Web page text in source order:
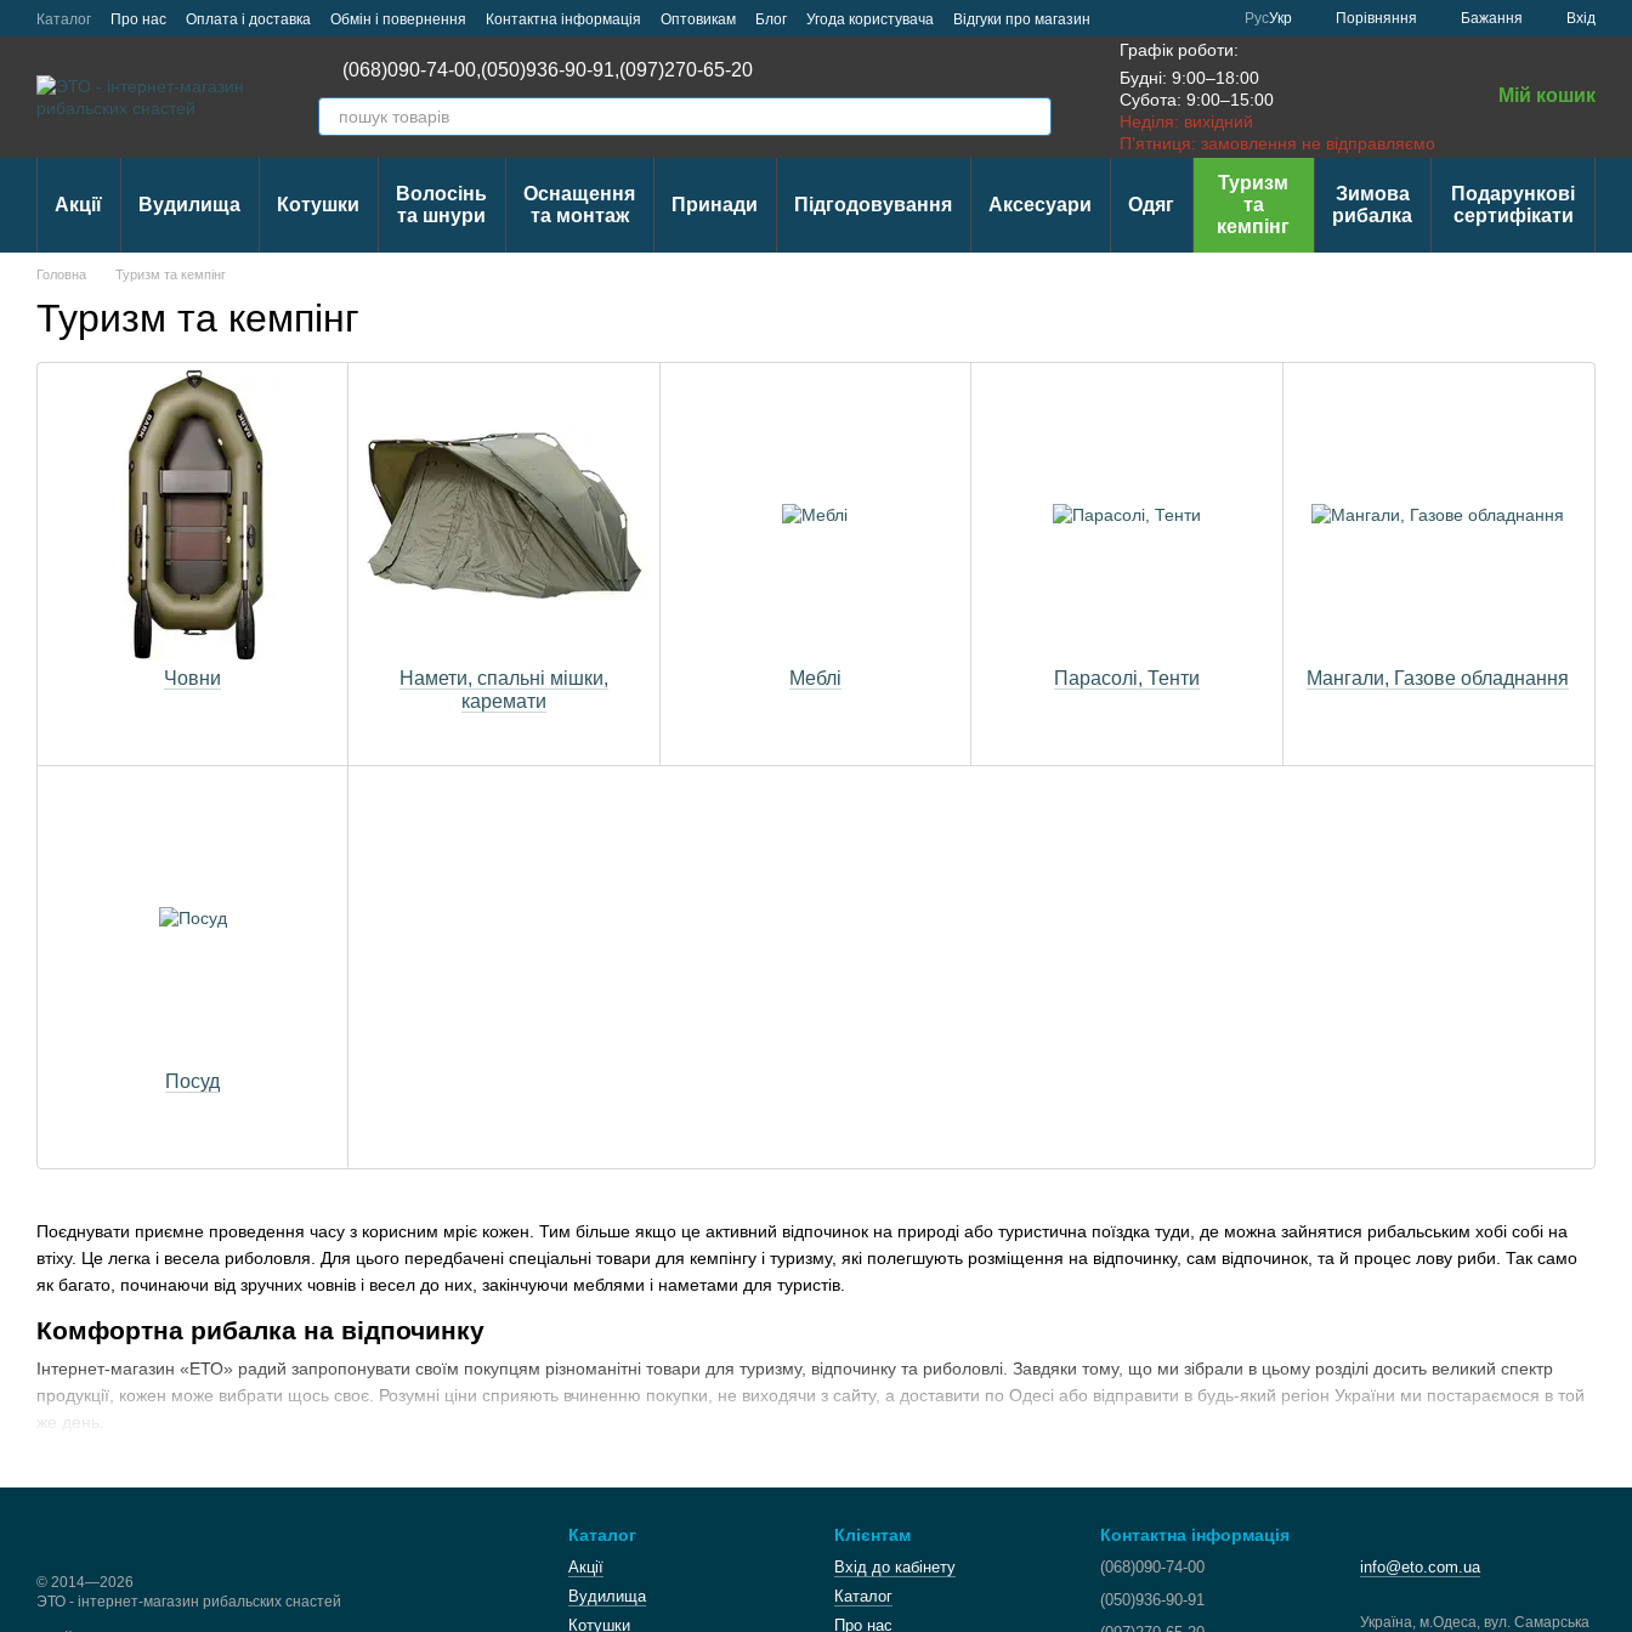
Перейти до основного контенту
Каталог Про нас Оплата і доставка Обмін і повернення Контактна інформація Оптовикам Блог Угода користувача
Відгуки про магазин
РусУкр Порівняння Бажання Вхід
(068)090-74-00,(050)936-90-91,(097)270-65-20
Графік роботи:
Будні: 9:00–18:00
Субота: 9:00–15:00
Неділя: вихідний
П’ятниця: замовлення не відправляємо
Мій кошик
Акції Вудилища Котушки
Волосінь
та шнури
Оснащення
та монтаж
Принади Підгодовування Аксесуари Одяг
Туризм
та
кемпінг
Зимова
рибалка
Подарункові
сертифікати
Головна Туризм та кемпінг
Туризм та кемпінг
Поєднувати приємне проведення часу з корисним мріє кожен. Тим більше якщо це активний відпочинок на природі або туристична поїздка туди, де можна зайнятися рибальським хобі собі на
втіху. Це легка і весела риболовля. Для цього передбачені спеціальні товари для кемпінгу і туризму, які полегшують розміщення на відпочинку, сам відпочинок, та й процес лову риби. Так само
як багато, починаючи від зручних човнів і весел до них, закінчуючи меблями і наметами для туристів.
Комфортна рибалка на відпочинку
Інтернет-магазин «ЕТО» радий запропонувати своїм покупцям різноманітні товари для туризму, відпочинку та риболовлі. Завдяки тому, що ми зібрали в цьому розділі досить великий спектр
продукції, кожен може вибрати щось своє. Розумні ціни сприяють вчиненню покупки, не виходячи з сайту, а доставити по Одесі або відправити в будь-який регіон України ми постараємося в той
же день.
Мангалита складові до них.
Човни
Намети, спальні мішки,
каремати
Меблі Парасолі, Тенти Мангали, Газове обладнання
Посуд
© 2014—2026
ЭТО - інтернет-магазин рибальских снастей
Каталог
Акції
Вудилища
Котушки
Клієнтам
Вхід до кабінету
Каталог
Про нас
Контактна інформація
(068)090-74-00
(050)936-90-91
info@eto.com.ua
Україна, м.Одеса, вул. Самарська